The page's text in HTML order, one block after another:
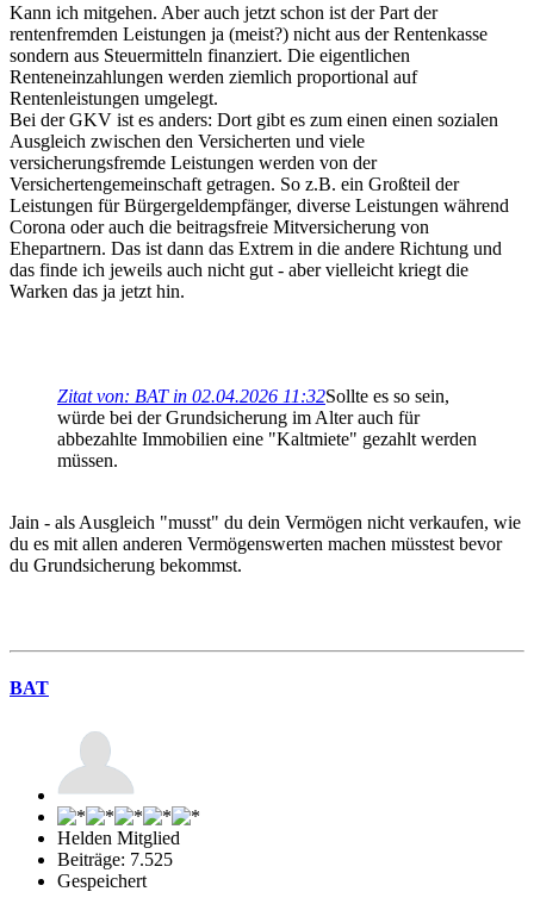
Kann ich mitgehen. Aber auch jetzt schon ist der Part der
rentenfremden Leistungen ja (meist?) nicht aus der Rentenkasse
sondern aus Steuermitteln finanziert. Die eigentlichen
Renteneinzahlungen werden ziemlich proportional auf
Rentenleistungen umgelegt.
Bei der GKV ist es anders: Dort gibt es zum einen einen sozialen
Ausgleich zwischen den Versicherten und viele
versicherungsfremde Leistungen werden von der
Versichertengemeinschaft getragen. So z.B. ein Großteil der
Leistungen für Bürgergeldempfänger, diverse Leistungen während
Corona oder auch die beitragsfreie Mitversicherung von
Ehepartnern. Das ist dann das Extrem in die andere Richtung und
das finde ich jeweils auch nicht gut - aber vielleicht kriegt die
Warken das ja jetzt hin.
Zitat von: BAT in 02.04.2026 11:32Sollte es so sein,
würde bei der Grundsicherung im Alter auch für
abbezahlte Immobilien eine "Kaltmiete" gezahlt werden
müssen.
Jain - als Ausgleich "musst" du dein Vermögen nicht verkaufen, wie
du es mit allen anderen Vermögenswerten machen müsstest bevor
du Grundsicherung bekommst.
BAT
Helden Mitglied
Beiträge: 7.525
Gespeichert